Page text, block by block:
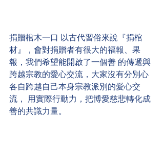
捐贈棺木一口 以古代習俗來說『捐棺
材』，會對捐贈者有很大的福報、果
報，我們希望能開啟了一個善 的傳遞與
跨越宗教的愛心交流，大家沒有分別心
各自跨越自己本身宗教派別的愛心交
流， 用實際行動力，把博愛慈悲轉化成
善的共識力量。